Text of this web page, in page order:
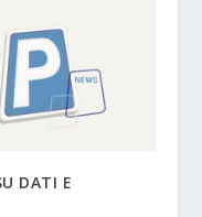
DATI E